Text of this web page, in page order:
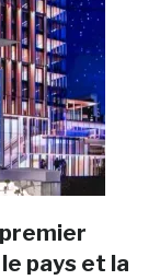
pays et la